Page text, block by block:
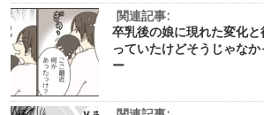
関連記事:
卒乳後の娘に現れた変化
っていたけどそうじゃな
ー